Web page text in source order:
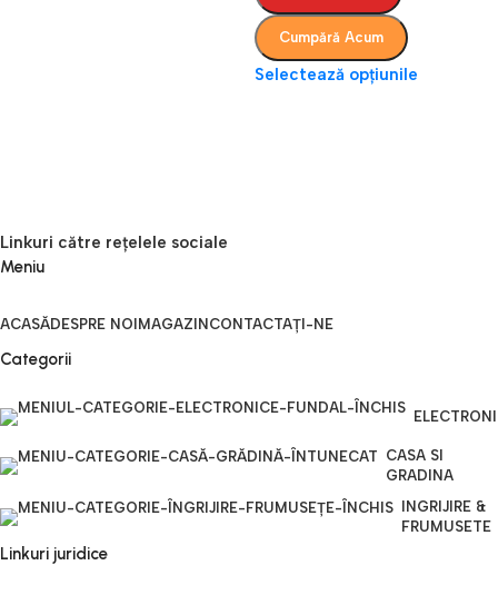
Cumpără Acum
Selectează opțiunile
Linkuri către rețelele sociale
Meniu
ACASĂDESPRE NOI MAGAZIN CONTACTAȚI-NE
Categorii
CASA SI
GRADINA
INGRIJIRE &
FRUMUSETE
Linkuri juridice